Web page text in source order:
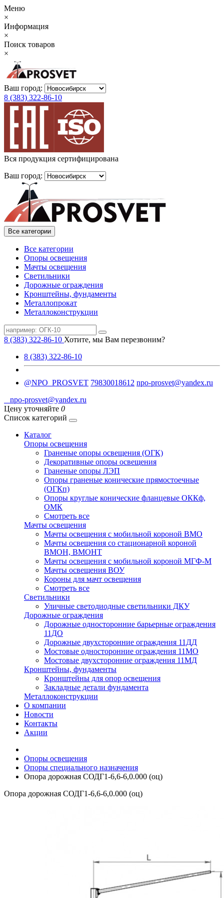
Меню
×
Информация
×
Поиск товаров
×
Ваш город:
8 (383) 322-86-10
Вся продукция сертифицирована
Ваш город:
Все категории
Все категории
Опоры освещения
Мачты освещения
Светильники
Дорожные ограждения
Кронштейны, фундаменты
Металлопрокат
Металлоконструкции
8 (383) 322-86-10 Хотите, мы Вам перезвоним?
8 (383) 322-86-10
@NPO_PROSVET 79830018612 npo-prosvet@yandex.ru
npo-prosvet@yandex.ru
Цену уточняйте 0
Список категорий
Каталог
Опоры освещения
Граненые опоры освещения (ОГК)
Декоративные опоры освещения
Граненые опоры ЛЭП
Опоры граненые конические прямостоечные
(ОГКп)
Опоры круглые конические фланцевые ОККф,
ОМК
Смотреть все
Мачты освещения
Мачты освещения с мобильной короной ВМО
Мачты освещения со стационарной короной
ВМОН, ВМОНТ
Мачты освещения с мобильной короной МГФ-М
Мачты освещения ВОУ
Короны для мачт освещения
Смотреть все
Светильники
Уличные светодиодные светильники ДКУ
Дорожные ограждения
Дорожные oдносторонние барьерные ограждения
11ДО
Дорожные двухсторонние ограждения 11ДД
Мостовые односторонние ограждения 11МО
Мостовые двухсторонние ограждения 11МД
Кронштейны, фундаменты
Кронштейны для опор освещения
Закладные детали фундамента
Металлоконструкции
О компании
Новости
Контакты
Акции
Опоры освещения
Опоры специального назначения
Опора дорожная СОДГ1-6,6-6,0.000 (оц)
Опора дорожная СОДГ1-6,6-6,0.000 (оц)